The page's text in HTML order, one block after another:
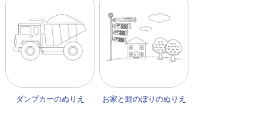
ダンプカーのぬりえ お家と鯉のぼりのぬりえ